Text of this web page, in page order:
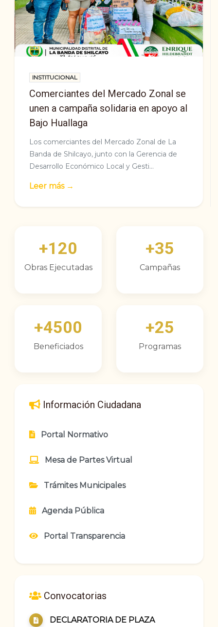
INSTITUCIONAL
Comerciantes del Mercado Zonal se
unen a campaña solidaria en apoyo al
Bajo Huallaga
Los comerciantes del Mercado Zonal de La
Banda de Shilcayo, junto con la Gerencia de
Desarrollo Económico Local y Gesti...
Leer más →
+120
Obras Ejecutadas
+35
Campañas
+4500
Beneficiados
+25
Programas
Información Ciudadana
Portal Normativo
Mesa de Partes Virtual
Trámites Municipales
Agenda Pública
Portal Transparencia
Convocatorias
DECLARATORIA DE PLAZA